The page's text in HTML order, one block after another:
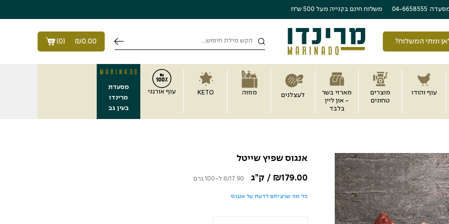
משלוח חינם בקנייה מעל 500 ש״ח 04-6658555
חיפוש ₪0.00
(
0
) ומתי המשלוח?
עוף והודו
מוצרים
טחונים
מארזי בשר
- און ליין
בלבד
לעצלנים מזווה KETO עוף אורגני
מסעדת
מרינדו
בעין גב
אנגוס שפיץ שייטל
₪179.00 / ק"ג ₪17.90 ל-100 גרם
כל מה שרציתם לדעת על אנגוס